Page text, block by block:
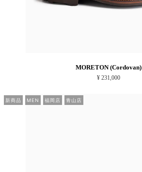
MORETON (Cordovan)
¥ 231,000
新商品 MEN 福岡店 青山店